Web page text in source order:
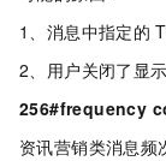
1、消息中指定的
2、用户关闭了显
256#frequency
资讯营销类消息频